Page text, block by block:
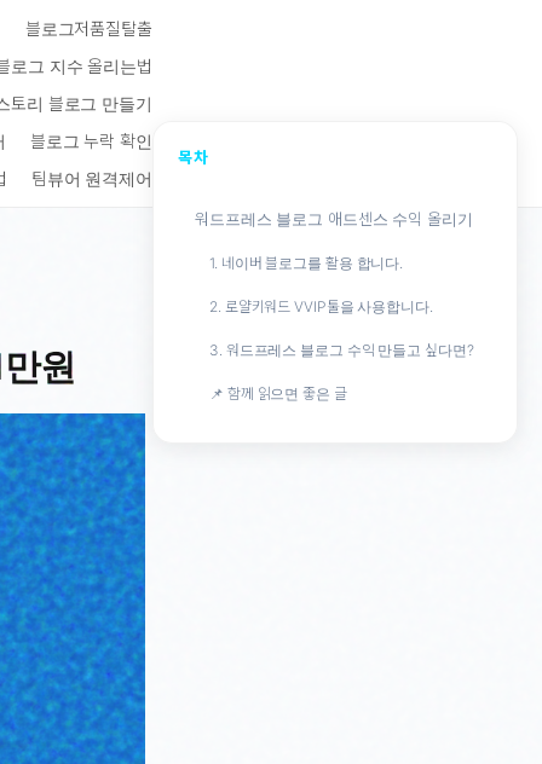
블로그저품질탈출
로그 지수 올리는법
토리 블로그 만들기
블로그 누락 확인
팀뷰어 원격제어
원
목차
워드프레스 블로그 애드센스 수익 올리기
1. 네이버 블로그를 활용 합니다.
2. 로얄키워드 VVIP툴을 사용합니다.
3. 워드프레스 블로그 수익 만들고 싶다면?
📌 함께 읽으면 좋은 글